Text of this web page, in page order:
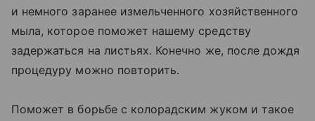
и немного заранее измельченного хозяйственного
мыла, которое поможет нашему средству
задержаться на листьях. Конечно же, после дождя
процедуру можно повторить.
Поможет в борьбе с колорадским жуком и такое